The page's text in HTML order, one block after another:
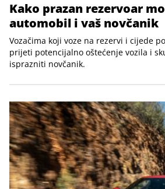
Kako prazan rezervoar
automobil i vaš novčanik
Vozačima koji voze na rezervi i cijede
prijeti potencijalno oštećenje vozila i
isprazniti novčanik.